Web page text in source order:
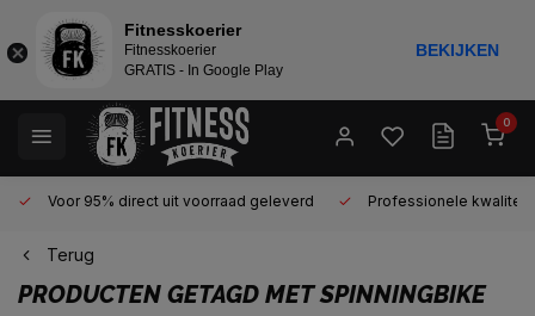
0
Voor 95% direct uit voorraad geleverd Professionele kwaliteit
Terug
PRODUCTEN GETAGD MET SPINNINGBIKE
Fitnesskoerier
Fitnesskoerier
GRATIS - In Google Play
BEKIJKEN